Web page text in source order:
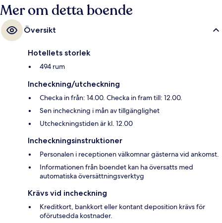
Mer om detta boende
Översikt
Hotellets storlek
494 rum
Incheckning/utcheckning
Checka in från: 14.00. Checka in fram till: 12.00.
Sen incheckning i mån av tillgänglighet
Utcheckningstiden är kl. 12.00
Incheckningsinstruktioner
Personalen i receptionen välkomnar gästerna vid ankomst.
Informationen från boendet kan ha översatts med
automatiska översättningsverktyg
Krävs vid incheckning
Kreditkort, bankkort eller kontant deposition krävs för
oförutsedda kostnader.